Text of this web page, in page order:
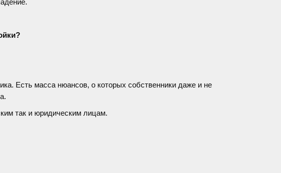
Есть масса нюансов, о которых собственники даже и не
так и юридическим лицам.